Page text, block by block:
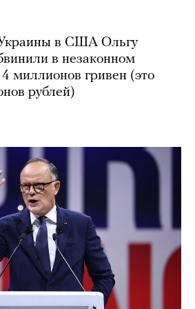
в США Ольгу
в незаконном
миллионов гривен (это
рублей)